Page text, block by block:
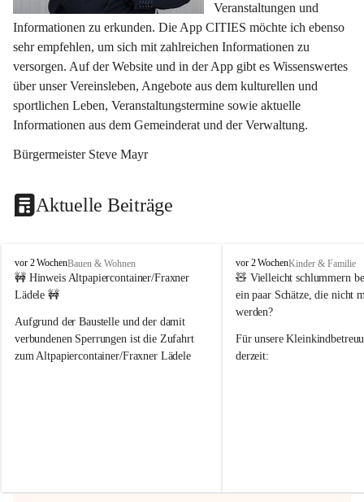
Veranstaltungen und
Informationen zu erkunden. Die App CITIES möchte ich ebenso
sehr empfehlen, um sich mit zahlreichen Informationen zu
versorgen. Auf der Website und in der App gibt es Wissenswertes
über unser Vereinsleben, Angebote aus dem kulturellen und
sportlichen Leben, Veranstaltungstermine sowie aktuelle
Informationen aus dem Gemeinderat und der Verwaltung.
Bürgermeister Steve Mayr
Aktuelle Beiträge
F
r
a
e
r
n
vor 2 WochenBauen & Wohnen
🚧 Hinweis Altpapiercontainer/Fraxner
Lädele 🚧
Aufgrund der Baustelle und der damit
verbundenen Sperrungen ist die Zufahrt
zum Altpapiercontainer/Fraxner Lädele
Hilfsbereitschaft!
F
r
a
x
r
n
vor 2 WochenKinder & Familie
🧸 Vielleicht schlummern
ein paar Schätze, die nicht
werden?
Für unsere
derzeit: